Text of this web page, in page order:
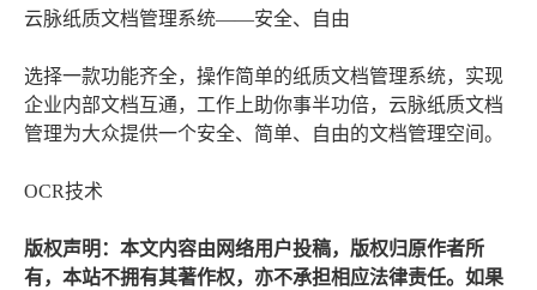
云脉纸质文档管理系统——安全、自由
选择一款功能齐全，操作简单的纸质文档管理系统，实现
企业内部文档互通，工作上助你事半功倍，云脉纸质文档
管理为大众提供一个安全、简单、自由的文档管理空间。
OCR技术
版权声明：本文内容由网络用户投稿，版权归原作者所
有，本站不拥有其著作权，亦不承担相应法律责任。如果